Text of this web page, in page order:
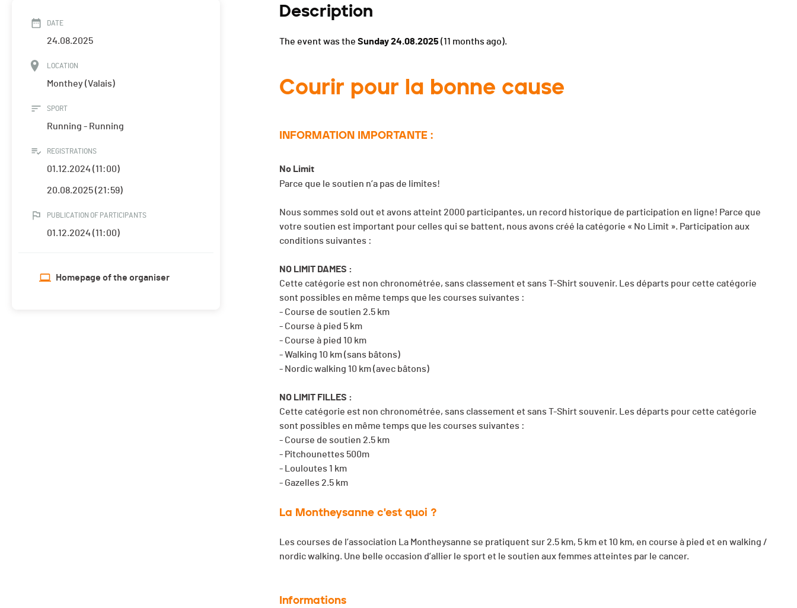
DATE
24.08.2025
LOCATION
Monthey (Valais)
SPORT
Running - Running
REGISTRATIONS
01.12.2024 (11:00)
20.08.2025 (21:59)
PUBLICATION OF PARTICIPANTS
01.12.2024 (11:00)
Homepage of the organiser
Description
The event was the Sunday 24.08.2025 (11 months ago).
Courir pour la bonne cause
INFORMATION IMPORTANTE :
No Limit
Parce que le soutien n’a pas de limites!
Nous sommes sold out et avons atteint 2000 participantes, un record historique de participation en ligne! Parce que
votre soutien est important pour celles qui se battent, nous avons créé la catégorie « No Limit ». Participation aux
conditions suivantes :
NO LIMIT DAMES :
Cette catégorie est non chronométrée, sans classement et sans T-Shirt souvenir. Les départs pour cette catégorie
sont possibles en même temps que les courses suivantes :
- Course de soutien 2.5 km
- Course à pied 5 km
- Course à pied 10 km
- Walking 10 km (sans bâtons)
- Nordic walking 10 km (avec bâtons)
NO LIMIT FILLES :
Cette catégorie est non chronométrée, sans classement et sans T-Shirt souvenir. Les départs pour cette catégorie
sont possibles en même temps que les courses suivantes :
- Course de soutien 2.5 km
- Pitchounettes 500m
- Louloutes 1 km
- Gazelles 2.5 km
La Montheysanne c'est quoi ?
Les courses de l’association La Montheysanne se pratiquent sur 2.5 km, 5 km et 10 km, en course à pied et en walking /
nordic walking. Une belle occasion d’allier le sport et le soutien aux femmes atteintes par le cancer.
Informations